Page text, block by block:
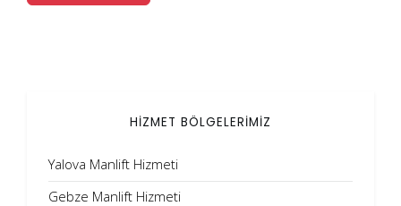
HİZMET BÖLGELERİMİZ
Yalova Manlift Hizmeti
Gebze Manlift Hizmeti